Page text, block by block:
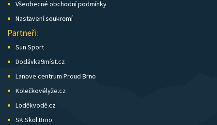
Všeobecné obchodní podmínky
Nastavení soukromí
Partneři:
Sun Sport
Dodávka9míst.cz
Lanove centrum Proud Brno
Kolečkovélyže.cz
Loděkvodě.cz
SK Skol Brno